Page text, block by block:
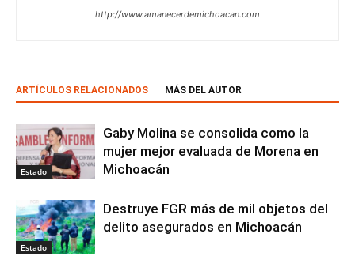
http://www.amanecerdemichoacan.com
ARTÍCULOS RELACIONADOS MÁS DEL AUTOR
Estado
Gaby Molina se consolida como la
mujer mejor evaluada de Morena en
Michoacán
Estado
Destruye FGR más de mil objetos del
delito asegurados en Michoacán